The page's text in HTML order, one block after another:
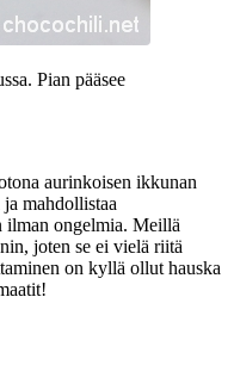
Pian pääsee
aurinkoisen ikkunan
mahdollistaa
ilman ongelmia. Meillä
joten se ei vielä riitä
on kyllä ollut hauska